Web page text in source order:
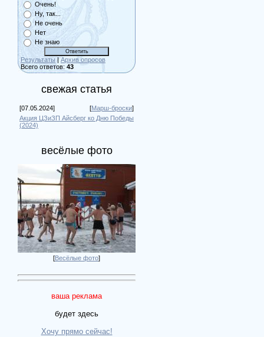
Очень!
Ну, так...
Не очень
Нет
Не знаю
Результаты | Архив опросов
Всего ответов: 43
свежая статья
[07.05.2024] [Марш-броски]
Акция ЦЗиЗП Айсберг ко Дню Победы
(2024)
весёлые фото
[Весёлые фото]
ваша реклама
будет здесь
Хочу прямо сейчас!